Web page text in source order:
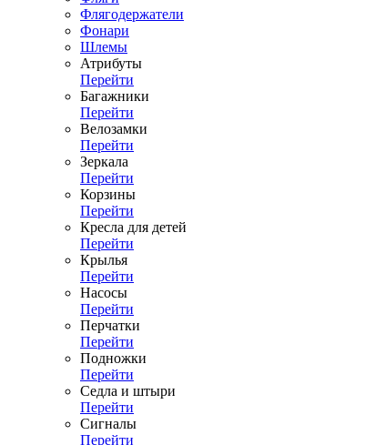
Флягодержатели
Фонари
Шлемы
Атрибуты
Перейти
Багажники
Перейти
Велозамки
Перейти
Зеркала
Перейти
Корзины
Перейти
Кресла для детей
Перейти
Крылья
Перейти
Насосы
Перейти
Перчатки
Перейти
Подножки
Перейти
Седла и штыри
Перейти
Сигналы
Перейти